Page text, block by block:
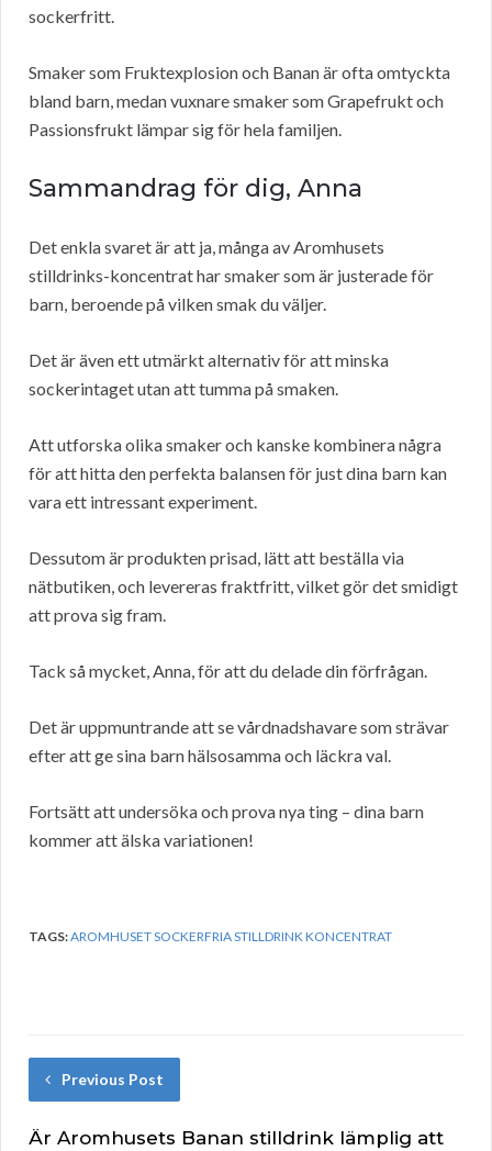
sockerfritt.
Smaker som Fruktexplosion och Banan är ofta omtyckta
bland barn, medan vuxnare smaker som Grapefrukt och
Passionsfrukt lämpar sig för hela familjen.
Sammandrag för dig, Anna
Det enkla svaret är att ja, många av Aromhusets
stilldrinks-koncentrat har smaker som är justerade för
barn, beroende på vilken smak du väljer.
Det är även ett utmärkt alternativ för att minska
sockerintaget utan att tumma på smaken.
Att utforska olika smaker och kanske kombinera några
för att hitta den perfekta balansen för just dina barn kan
vara ett intressant experiment.
Dessutom är produkten prisad, lätt att beställa via
nätbutiken, och levereras fraktfritt, vilket gör det smidigt
att prova sig fram.
Tack så mycket, Anna, för att du delade din förfrågan.
Det är uppmuntrande att se vårdnadshavare som strävar
efter att ge sina barn hälsosamma och läckra val.
Fortsätt att undersöka och prova nya ting – dina barn
kommer att älska variationen!
TAGS:AROMHUSET SOCKERFRIA STILLDRINK KONCENTRAT
Previous Post
Är Aromhusets Banan stilldrink lämplig att